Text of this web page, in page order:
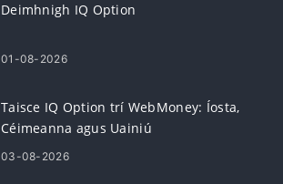
Deimhnigh IQ Option
01-08-2026
Taisce IQ Option trí WebMoney: Íosta,
Céimeanna agus Uainiú
03-08-2026